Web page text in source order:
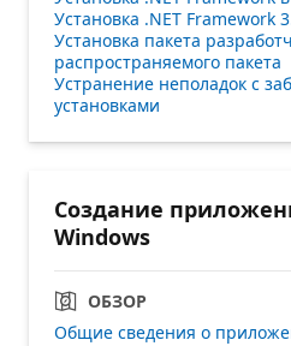
Установка .NET Framework
Установка пакета
распространяемого пакета
Устранение неполадок с
установками
Создание
Windows
ОБЗОР
Общие сведения о